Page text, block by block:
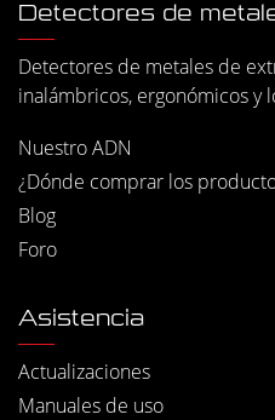
Detectores de
Detectores de metales de
inalámbricos, ergonómicos y
Nuestro ADN
¿Dónde comprar los
Blog
Foro
Asistencia
Actualizaciones
Manuales de uso